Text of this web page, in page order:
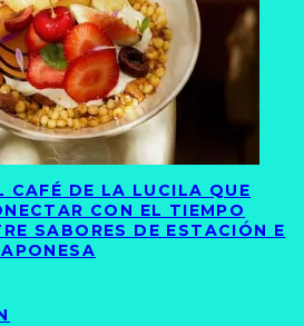
CAFÉ DE LA LUCILA QUE
CON EL TIEMPO
SABORES DE ESTACIÓN E